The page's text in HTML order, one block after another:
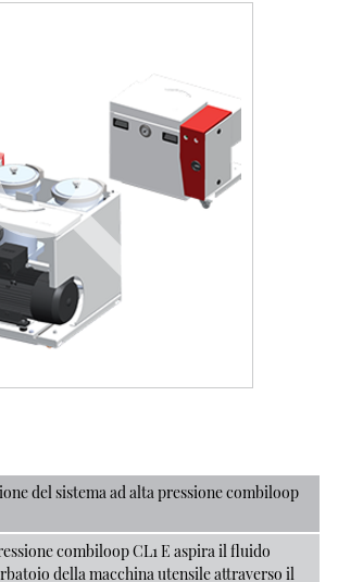
del sistema ad alta pressione combiloop
combiloop CL1 E aspira il fluido
della macchina utensile attraverso il